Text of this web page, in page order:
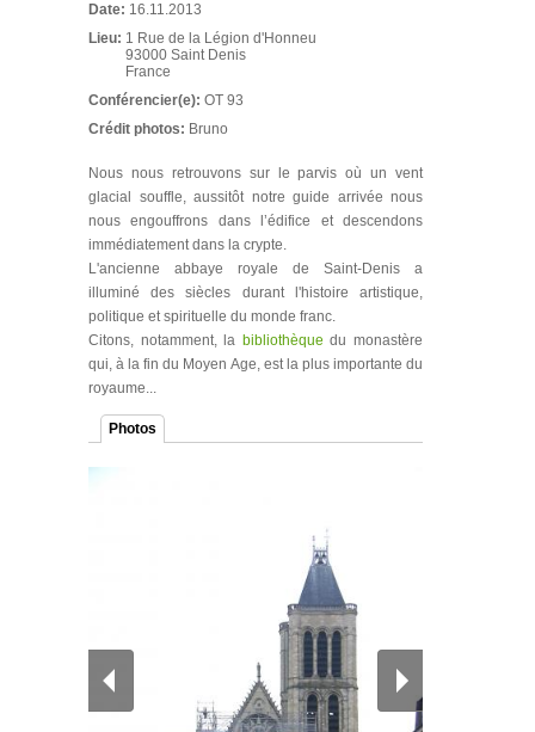
Date: 16.11.2013
Lieu: 1 Rue de la Légion d'Honneu
93000 Saint Denis
France
Conférencier(e): OT 93
Crédit photos: Bruno
Nous nous retrouvons sur le parvis où un vent
glacial souffle, aussitôt notre guide arrivée nous
nous engouffrons dans l’édifice et descendons
immédiatement dans la crypte.
L'ancienne abbaye royale de Saint-Denis a
illuminé des siècles durant l'histoire artistique,
politique et spirituelle du monde franc.
Citons, notamment, la bibliothèque du monastère
qui, à la fin du Moyen Age, est la plus importante du
royaume...
Photos